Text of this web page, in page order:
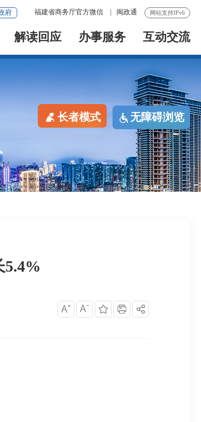
网站支持IPv6
福建省商务厅官方微信 闽政通
府
解读回应 办事服务 互动交流
长者模式 无障碍浏览
5.4%